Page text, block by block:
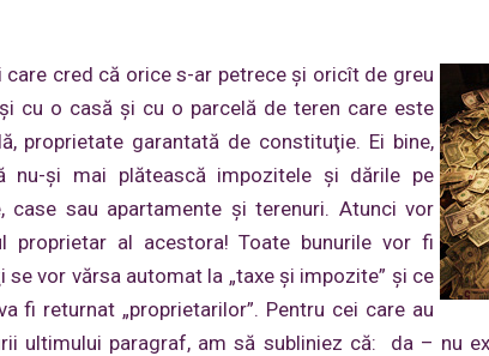
cred că orice s-ar petrece şi oricît de greu
cu o casă şi cu o parcelă de teren care este
proprietate garantată de constituţie. Ei bine,
şi mai plătească impozitele şi dările pe
case sau apartamente şi terenuri. Atunci vor
proprietar al acestora! Toate bunurile vor fi
vor vărsa automat la „taxe şi impozite” şi ce
fi returnat „proprietarilor”. Pentru cei care au
ultimului paragraf, am să subliniez că: da – nu